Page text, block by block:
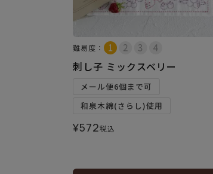
難易度：
刺し子 ミックスベリー
メール便6個まで可
和泉木綿(さらし)使用
¥572税込